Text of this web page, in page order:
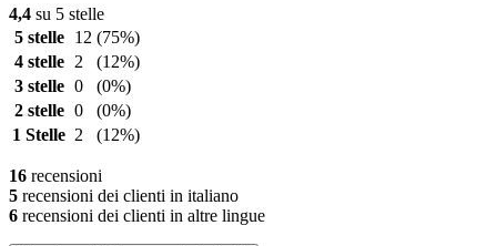
4,4 su 5 stelle
5 stelle
12 (75%)
4 stelle
2
(12%)
3 stelle 0
(0%)
2 stelle 0
(0%)
1 Stelle 2 (12%)
16 recensioni
5 recensioni dei clienti in italiano
6 recensioni dei clienti in altre lingue